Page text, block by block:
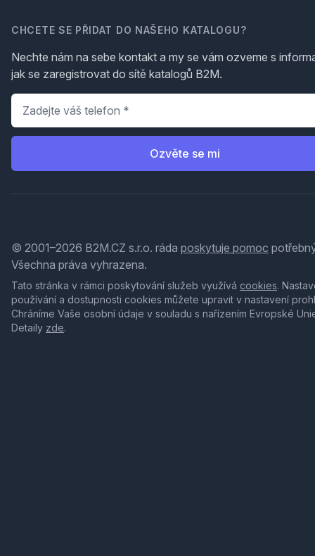
CHCETE SE PŘIDAT DO NAŠEHO KATALOGU?
Nechte nám na sebe kontakt a my se vám ozveme s
jak se zaregistrovat do sítě katalogů B2M.
Telefon
Ozvěte se mi
© 2001–2026 B2M.CZ s.r.o. ráda poskytuje pomoc
Všechna práva vyhrazena.
Tato stránka v rámci poskytování služeb využívá cookies.
používání a dostupnosti cookies můžete upravit v nastavení
Chráníme Vaše osobní údaje v souladu s nařízením Evropské
Detaily zde.